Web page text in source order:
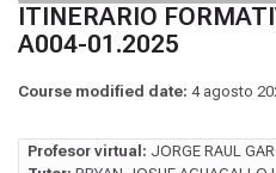
ITINERARIO
A004-01.2025
Course modified date: 4 agosto
Profesor virtual: JORGE RAUL